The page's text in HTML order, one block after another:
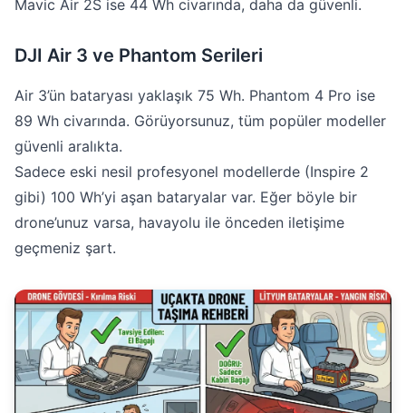
Mavic Air 2S ise 44 Wh civarında, daha da güvenli.
DJI Air 3 ve Phantom Serileri
Air 3’ün bataryası yaklaşık 75 Wh. Phantom 4 Pro ise
89 Wh civarında. Görüyorsunuz, tüm popüler modeller
güvenli aralıkta.
Sadece eski nesil profesyonel modellerde (Inspire 2
gibi) 100 Wh’yi aşan bataryalar var. Eğer böyle bir
drone’unuz varsa, havayolu ile önceden iletişime
geçmeniz şart.